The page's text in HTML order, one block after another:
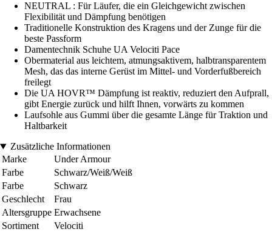
NEUTRAL : Für Läufer, die ein Gleichgewicht zwischen
Flexibilität und Dämpfung benötigen
Traditionelle Konstruktion des Kragens und der Zunge für die
beste Passform
Damentechnik Schuhe UA Velociti Pace
Obermaterial aus leichtem, atmungsaktivem, halbtransparentem
Mesh, das das interne Gerüst im Mittel- und Vorderfußbereich
freilegt
Die UA HOVR™ Dämpfung ist reaktiv, reduziert den Aufprall,
gibt Energie zurück und hilft Ihnen, vorwärts zu kommen
Laufsohle aus Gummi über die gesamte Länge für Traktion und
Haltbarkeit
Zusätzliche Informationen
Marke
Under Armour
Farbe
Schwarz/Weiß/Weiß
Farbe
Schwarz
Geschlecht
Frau
Altersgruppe Erwachsene
Sortiment
Velociti